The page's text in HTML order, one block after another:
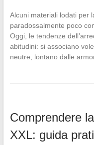
Alcuni materiali lodati per
paradossalmente poco
Oggi, le tendenze
abitudini: si associano
neutre, lontano dalle
Comprendere
XXL: guida